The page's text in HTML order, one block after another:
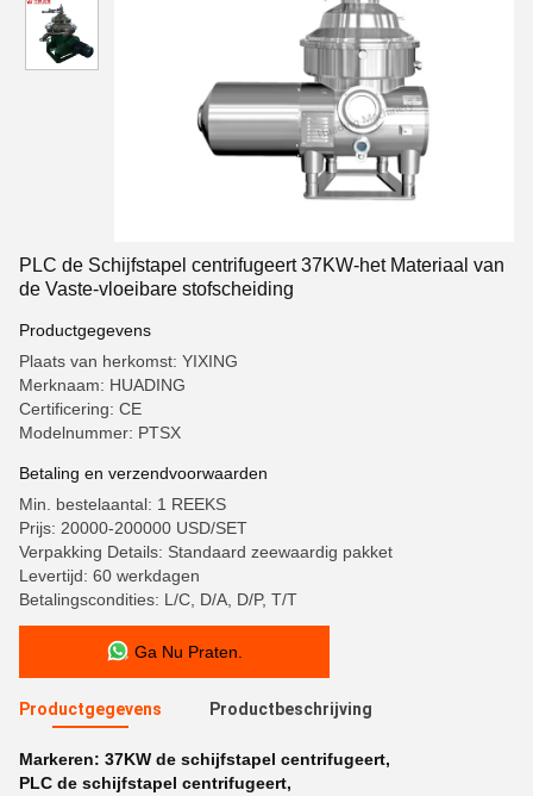
PLC de Schijfstapel centrifugeert 37KW-het Materiaal van
de Vaste-vloeibare stofscheiding
Productgegevens
Plaats van herkomst: YIXING
Merknaam: HUADING
Certificering: CE
Modelnummer: PTSX
Betaling en verzendvoorwaarden
Min. bestelaantal: 1 REEKS
Prijs: 20000-200000 USD/SET
Verpakking Details: Standaard zeewaardig pakket
Levertijd: 60 werkdagen
Betalingscondities: L/C, D/A, D/P, T/T
Ga Nu Praten.
Productgegevens Productbeschrijving
Markeren: 37KW de schijfstapel centrifugeert,
PLC de schijfstapel centrifugeert,